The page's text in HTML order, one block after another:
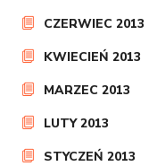
CZERWIEC 2013
KWIECIEŃ 2013
MARZEC 2013
LUTY 2013
STYCZEŃ 2013